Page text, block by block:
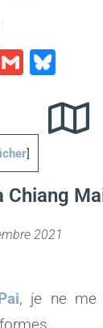
G
l
e
s
y
]
Chiang
2021
Pai, je ne me